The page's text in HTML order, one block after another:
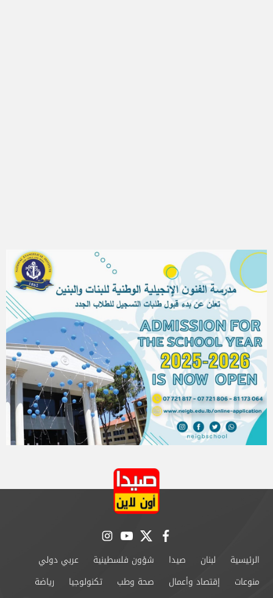
facebook
twitter
youtube
instagram
الرئيسية لبنان صيدا شؤون فلسطينية
عربي دولي
منوعات
إقتصاد وأعمال صحة وطب تكنولوجيا
رياضة